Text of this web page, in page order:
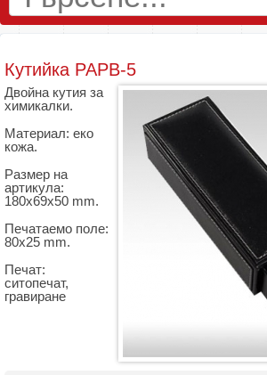
Кутийка PAPB-5
Двойна кутия за
химикалки.
Материал: еко
кожа.
Размер на
артикула:
180x69x50 mm.
Печатаемо поле:
80х25 mm.
Печат:
ситопечат,
гравиране